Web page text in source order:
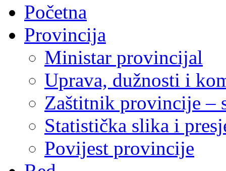
Početna
Provincija
Ministar provincijal
Uprava, dužnosti i
Zaštitnik provincije –
Statistička slika i
Povijest provincije